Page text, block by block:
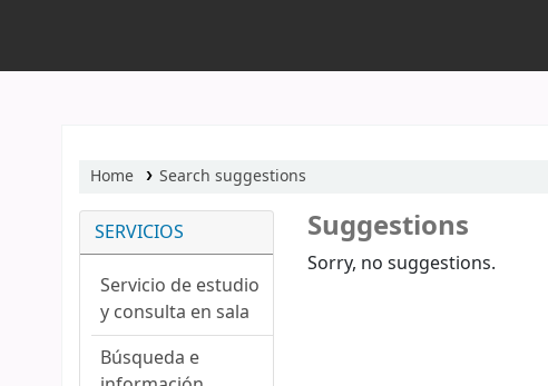
Home Search suggestions
SERVICIOS
Servicio de estudio
y consulta en sala
Búsqueda e
Suggestions
Sorry, no suggestions.